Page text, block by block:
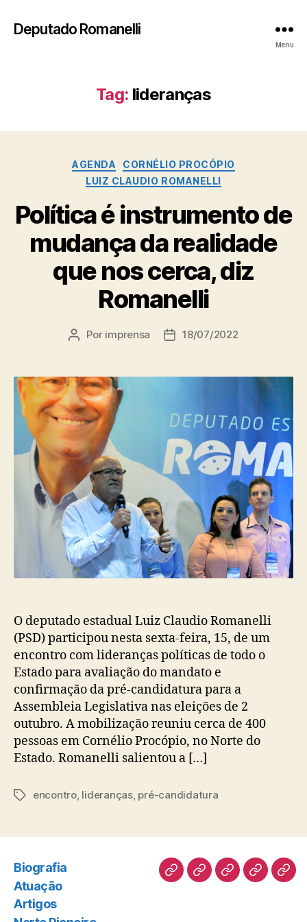
Deputado Romanelli
Menu
Tag: lideranças
Categorias
AGENDA
CORNÉLIO PROCÓPIO
LUIZ CLAUDIO ROMANELLI
Política é instrumento de
mudança da realidade
que nos cerca, diz
Romanelli
Autor
Por imprensa
Data18/07/2022
O deputado estadual Luiz Claudio Romanelli
(PSD) participou nesta sexta-feira, 15, de um
encontro com lideranças políticas de todo o
Estado para avaliação do mandato e
confirmação da pré-candidatura para a
Assembleia Legislativa nas eleições de 2
outubro. A mobilização reuniu cerca de 400
pessoas em Cornélio Procópio, no Norte do
Estado. Romanelli salientou a […]
Tagsencontro, lideranças, pré-candidatura
Biografia
Atuação
Artigos
BiografiaAtuaçãoArtigosNorte